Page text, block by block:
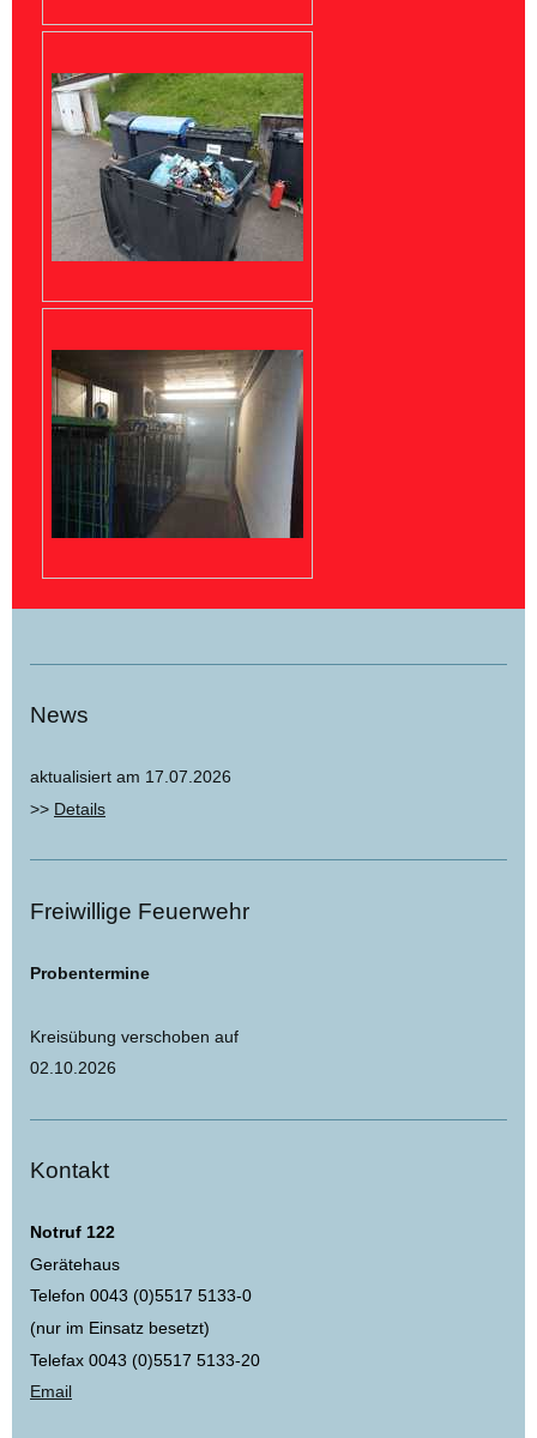
News
aktualisiert am 17.07.2026
>> Details
Freiwillige Feuerwehr
Probentermine
Kreisübung verschoben auf
02.10.2026
Kontakt
Notruf 122
Gerätehaus
Telefon 0043 (0)5517 5133-0
(nur im Einsatz besetzt)
Telefax 0043 (0)5517 5133-20
Email